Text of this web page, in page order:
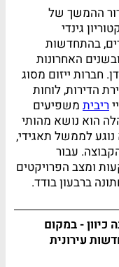
ההמשך של
גינדי
בהתחדשות
האחרונות
חברות ייזום מסוג
הדירות, לוחות
ריבית משפיעים
הוא נושא מהותי
לממשל תאגידי,
עבור
ומצב הפרויקטים
ברבעון בודד.
כיוון - במקום
עירונית